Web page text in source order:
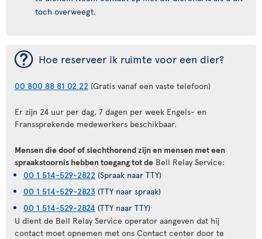
toch overweegt.
¯ Hoe reserveer ik ruimte voor een dier?
00 800 88 81 02 22 (Gratis vanaf een vaste telefoon)
Er zijn 24 uur per dag, 7 dagen per week Engels- en
Franssprekende medewerkers beschikbaar.
Mensen die doof of slechthorend zijn en mensen met een
spraakstoornis hebben toegang tot de Bell Relay Service:
00 1 514-529-2822 (Spraak naar TTY)
00 1 514-529-2823 (TTY naar spraak)
00 1 514-529-2824 (TTY naar TTY)
U dient de Bell Relay Service operator aangeven dat hij
contact moet opnemen met ons Contact center door te